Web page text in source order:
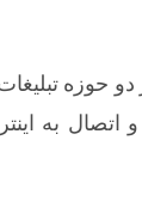
دو حوزه
و اتصال به